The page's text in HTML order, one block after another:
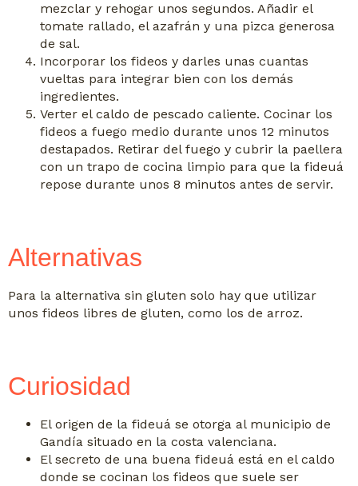
mezclar y rehogar unos segundos. Añadir el
tomate rallado, el azafrán y una pizca generosa
de sal.
Incorporar los fideos y darles unas cuantas
vueltas para integrar bien con los demás
ingredientes.
Verter el caldo de pescado caliente. Cocinar los
fideos a fuego medio durante unos 12 minutos
destapados. Retirar del fuego y cubrir la paellera
con un trapo de cocina limpio para que la fideuá
repose durante unos 8 minutos antes de servir.
Alternativas
Para la alternativa sin gluten solo hay que utilizar
unos fideos libres de gluten, como los de arroz.
Curiosidad
El origen de la fideuá se otorga al municipio de
Gandía situado en la costa valenciana.
El secreto de una buena fideuá está en el caldo
donde se cocinan los fideos que suele ser